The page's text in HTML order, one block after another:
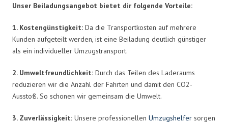
Unser Beiladungsangebot bietet dir folgende Vorteile:
1. Kostengünstigkeit: Da die Transportkosten auf mehrere
Kunden aufgeteilt werden, ist eine Beiladung deutlich günstiger
als ein individueller Umzugstransport.
2. Umweltfreundlichkeit: Durch das Teilen des Laderaums
reduzieren wir die Anzahl der Fahrten und damit den CO2-
Ausstoß. So schonen wir gemeinsam die Umwelt.
3. Zuverlässigkeit: Unsere professionellen Umzugshelfer sorgen